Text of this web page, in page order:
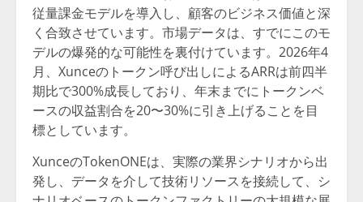
従量課金モデルを導入し、顧客のビジネス価値と深
く合致させています。市場データは、すでにこのモ
デルの爆発的な可能性を裏付けています。2026年4
月、Xunceのトークン呼び出しによるARRは前四半
期比で300%成長しており、年末までにトークンベ
ースの収益割合を20〜30%に引き上げることを目
標としています。
XunceのTokenONEは、実際の業界シナリオから出
発し、データを介して技術リソースを接続して、シ